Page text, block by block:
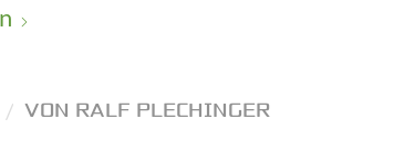
/ VON RALF PLECHINGER